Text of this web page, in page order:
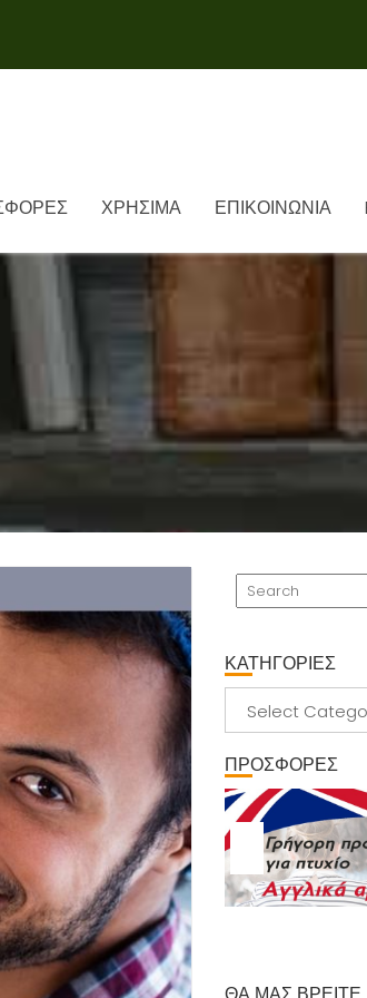
ΧΡΗΣΙΜΑ ΕΠΙΚΟΙΝΩΝΙΑ
ΚΑΤΗΓΟΡΙΕΣ
ΚΑΤΗΓΟΡΙΕΣ
ΠΡΟΣΦΟΡΕΣ